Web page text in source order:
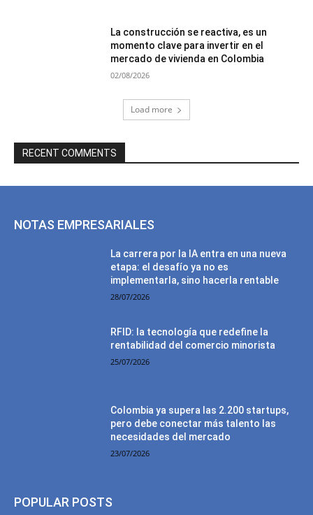
La construcción se reactiva, es un
momento clave para invertir en el
mercado de vivienda en Colombia
02/08/2026
Load more
RECENT COMMENTS
NOTAS EMPRESARIALES
La carrera por la IA entra en una nueva
etapa: el desafío ya no es
implementarla, sino hacerla rentable
28/07/2026
RFID: la tecnología que redefine la
rentabilidad del comercio minorista
25/07/2026
Colombia ya supera las 2.200 startups,
pero debe conectar más talento las
necesidades del mercado
23/07/2026
POPULAR POSTS